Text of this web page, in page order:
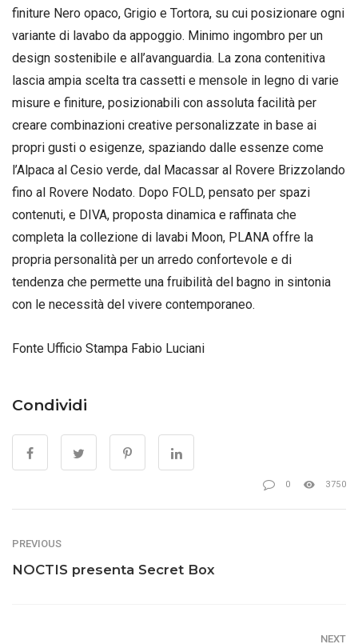
finiture Nero opaco, Grigio e Tortora, su cui posizionare ogni
variante di lavabo da appoggio. Minimo ingombro per un
design sostenibile e all’avanguardia. La zona contenitiva
lascia ampia scelta tra cassetti e mensole in legno di varie
misure e finiture, posizionabili con assoluta facilità per
creare combinazioni creative personalizzate in base ai
propri gusti o esigenze, spaziando dalle essenze come
l’Alpaca al Cesio verde, dal Macassar al Rovere Brizzolando
fino al Rovere Nodato. Dopo FOLD, pensato per spazi
contenuti, e DIVA, proposta dinamica e raffinata che
completa la collezione di lavabi Moon, PLANA offre la
propria personalità per un arredo confortevole e di
tendenza che permette una fruibilità del bagno in sintonia
con le necessità del vivere contemporaneo.
Fonte Ufficio Stampa Fabio Luciani
Condividi
0 3750
PREVIOUS
NOCTIS presenta Secret Box
NEXT